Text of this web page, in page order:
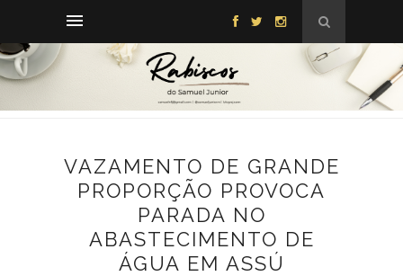
VAZAMENTO DE GRANDE
PROPORÇÃO PROVOCA
PARADA NO
ABASTECIMENTO DE
ÁGUA EM ASSÚ